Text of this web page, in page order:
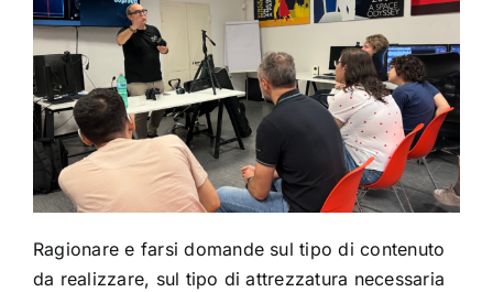
Ragionare e farsi domande sul tipo di contenuto
da realizzare, sul tipo di attrezzatura necessaria